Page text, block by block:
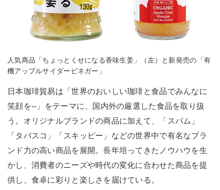
人気商品「ちょっとくせになる香味生姜」（左）と新発売の「有
機アップルサイダービネガー」
日本珈琲貿易は「世界のおいしい珈琲と食品でみんなに
笑顔を--」をテーマに、国内外の厳選した食品を取り扱
う。オリジナルブランドの商品に加えて、「スパム」
「タバスコ」「スキッピー」などの世界中で有名なブラ
ンド力の高い商品を展開。長年培ってきたノウハウを生
かし、消費者のニーズや時代の変化に合わせた商品を提
供し、食卓に彩りと楽しさを届けている。